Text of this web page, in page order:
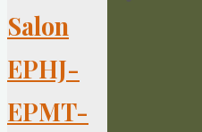
Salon
EPHJ-
EPMT-